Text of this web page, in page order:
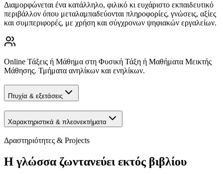
Διαμορφώνεται ένα κατάλληλο, φιλικό κι ευχάριστο εκπαιδευτικό
περιβάλλον όπου μεταλαμπαδεύονται πληροφορίες, γνώσεις, αξίες
και συμπεριφορές, με χρήση και σύγχρονων ψηφιακών εργαλείων.
Online Τάξεις ή Μάθημα στη Φυσική Τάξη ή Μαθήματα Μεικτής
Μάθησης. Τμήματα ανηλίκων και ενηλίκων.
Πτυχία & εξετάσεις
Χαρακτηριστικά & πλεονεκτήματα
Δραστηριότητες & Projects
Η γλώσσα ζωντανεύει εκτός βιβλίου